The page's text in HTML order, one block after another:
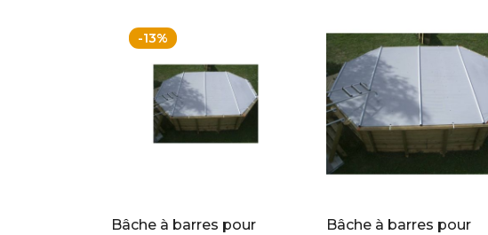
-13%
Bâche à barres pour
Bâche à barres pour